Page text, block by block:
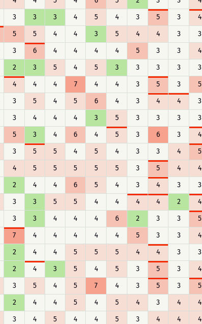
3 3 3 4 5 4 3 5 3 4
5 5 4 4 3 5 4 4 3 3
3 6 4 4 4 4 5 3 3 4
2 3 5 4 5 3 3 3 3 3
4 4 4 7 4 4 3 5 3 5
3 5 4 5 6 4 3 4 4 3
3 4 4 4 3 5 3 3 3 3
5 3 4 6 4 5 3 6 3 4
3 5 5 4 5 4 3 3 4 5
4 5 5 5 5 5 3 5 4 4
2 4 4 6 5 4 3 4 3 3
3 3 5 5 4 4 4 4 2 4
3 3 4 4 4 6 2 3 3 5
7 4 4 4 4 4 5 3 3 4
2 4 4 5 5 5 4 4 3 3
2 4 3 5 4 5 3 5 3 4
3 5 4 5 7 4 3 5 3 5
2 4 4 5 4 5 4 3 4 4
3 4 5 4 4 5 3 4 4 4